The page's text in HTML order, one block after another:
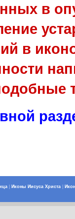
в
в
Иконы Иисуса Христа